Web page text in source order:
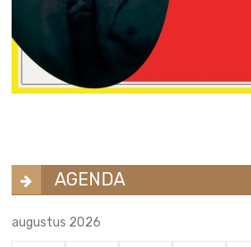
AGENDA
augustus 2026